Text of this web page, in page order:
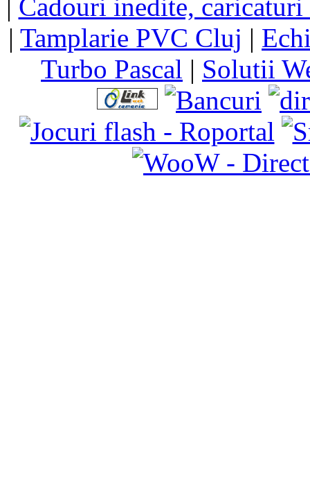
| Cadouri inedite,
| Tamplarie PVC Cluj |
Turbo Pascal | Solutii